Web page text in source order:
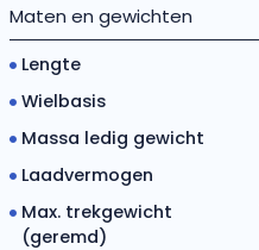
Maten en gewichten
Lengte
Wielbasis
Massa ledig gewicht
Laadvermogen
Max. trekgewicht
(geremd)